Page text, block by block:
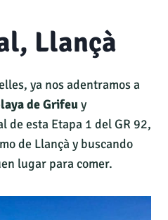
Llançà
ya nos adentramos a
de Grifeuy
de esta Etapa 1 del GR 92,
de Llançà y buscando
lugar para comer.